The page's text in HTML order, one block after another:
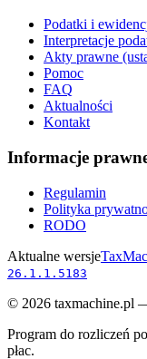
Podatki i
Interpretacje
Akty prawne
Pomoc
FAQ
Aktualności
Kontakt
Informacje
Regulamin
Polityka
RODO
Aktualne wersje
26.1.1.5183
© 2026 taxmachine.pl
Program do rozliczeń
płac.